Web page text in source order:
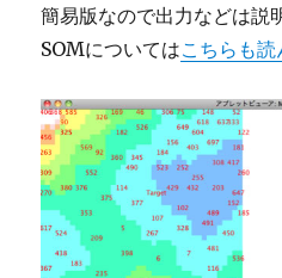
簡易版なので出力などは説
SOMについてはこちらも